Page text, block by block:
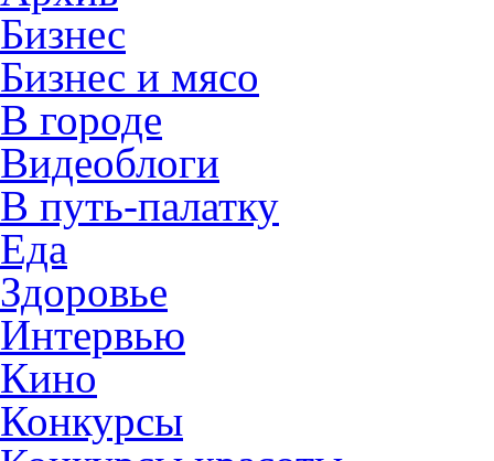
Бизнес
Бизнес и мясо
В городе
Видеоблоги
В путь-палатку
Еда
Здоровье
Интервью
Кино
Конкурсы